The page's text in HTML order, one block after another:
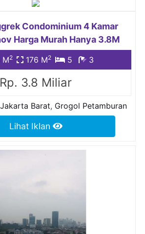
Condominium 4 Kamar
Harga Murah Hanya 3.8M
2 176 M2 5 3
Rp. 3.8 Miliar
Jakarta Barat, Grogol Petamburan
Lihat Iklan